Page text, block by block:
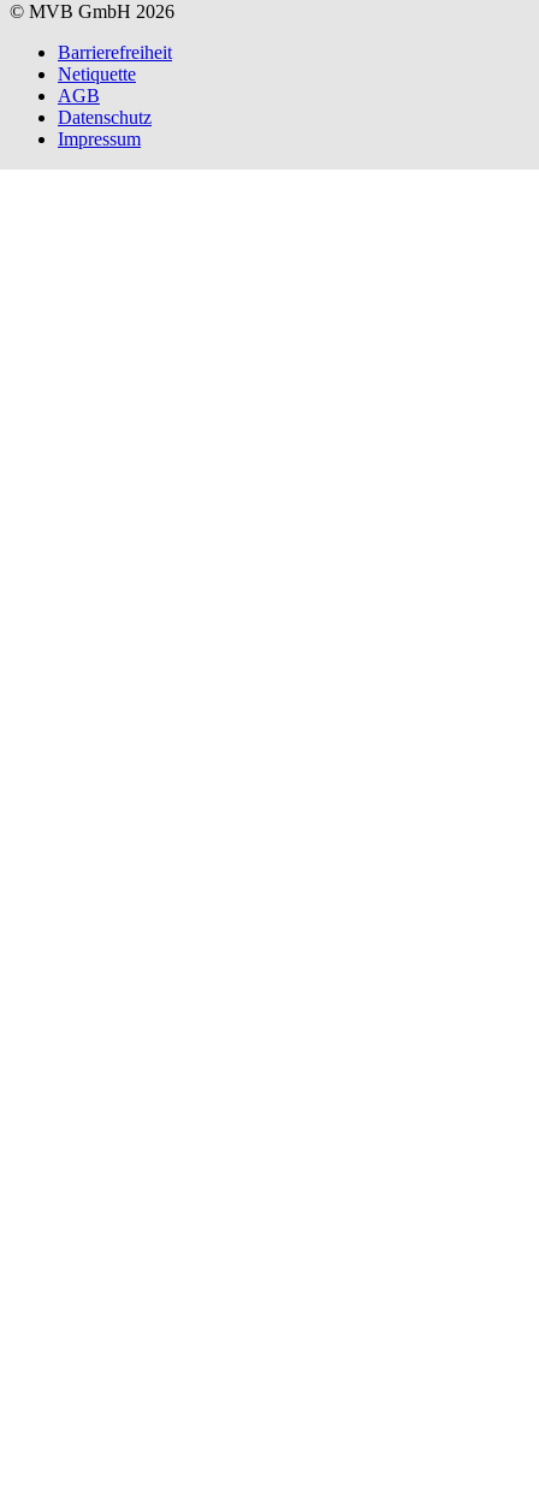
© MVB GmbH 2026
Barrierefreiheit
Netiquette
AGB
Datenschutz
Impressum